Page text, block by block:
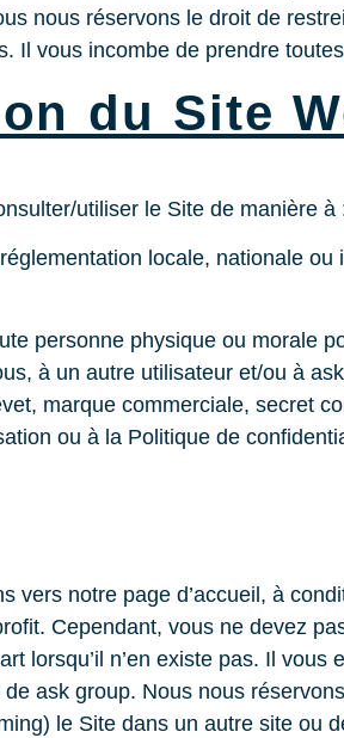
nous réservons le droit de
Il vous incombe de prendre
du Site
utiliser le Site de manière à
locale, nationale
personne physique ou morale
à un autre utilisateur et/ou à
marque commerciale, secret
ou à la Politique de
vers notre page d’accueil, à
Cependant, vous ne devez
lorsqu’il n’en existe pas. Il
ask group. Nous nous
le Site dans un autre site ou